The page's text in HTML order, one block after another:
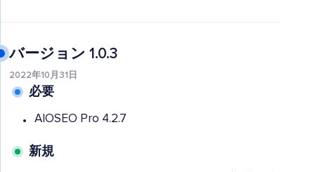
バージョン 1.0.3
2022年10月31日
必要
AIOSEO Pro 4.2.7
新規